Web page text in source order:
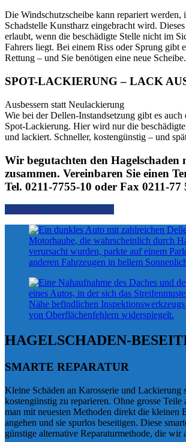
Die Windschutzscheibe kann repariert werden,
Schadstelle Kunstharz eingebracht wird.
erlaubt, wenn die beschädigte Stelle nicht im
Fahrers liegt. Bei einem Riss oder Sprung gibt
Rettung – und Sie benötigen eine neue Scheibe.
SPOT-LACKIERUNG – LACK
Ausbessern statt Neulackierung
Wie bei der Dellen-Instandsetzung gibt es auch
Spot-Lackierung. Hier wird nur die
und lackiert. Schneller, kostengünstig – und
Wir begutachten den Hagelschaden
zusammen. Vereinbaren Sie einen
Tel. 0211-7755-10 oder Fax 0211-77
TERMIN VEREINBAREN
HAGELSCHADEN-
SMARTE REPARATUR
Kleine Schäden an Karosserie und Lackierung
kostengünstig zu reparieren. Ohne grosse Teile
man mit neuesten Methoden direkt die kleinen
angehen und sie spurlos beseitigen. Diese
günstige alternative Reparaturmethode, die wir